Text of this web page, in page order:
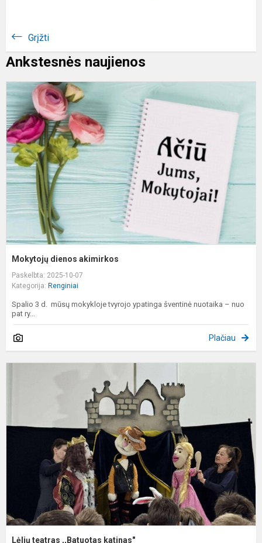
Grįžti
Ankstesnės naujienos
Mokytojų dienos akimirkos
Paskelbta: 2025-10-07
Kategorija: Renginiai
Spalio 3 d. mūsų mokykloje tvyrojo ypatinga šventinė nuotaika – nuo
pat ry...
Plačiau
Lėlių teatras ,,Batuotas katinas"